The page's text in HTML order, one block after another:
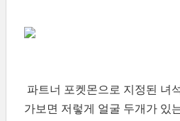
파트너 포켓몬으로 지정된 녀
가보면 저렇게 얼굴 두개가 있